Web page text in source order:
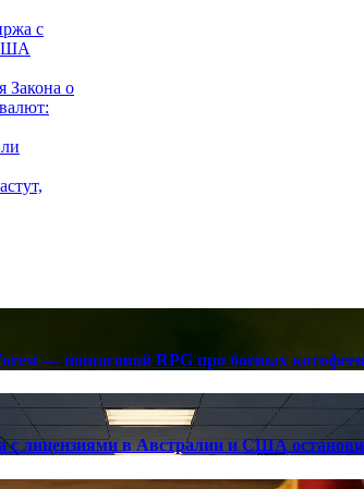
с
Закона о
— пошаговой RPG про боевых котофеев
с лицензиями в Австралии и США